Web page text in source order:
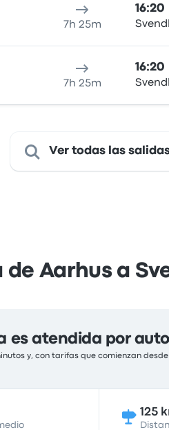
7h 25m
16:20
7h 25m
16:20
Ver todas las
de Aarhus a
es atendida por
y, con tarifas que comienzan
125